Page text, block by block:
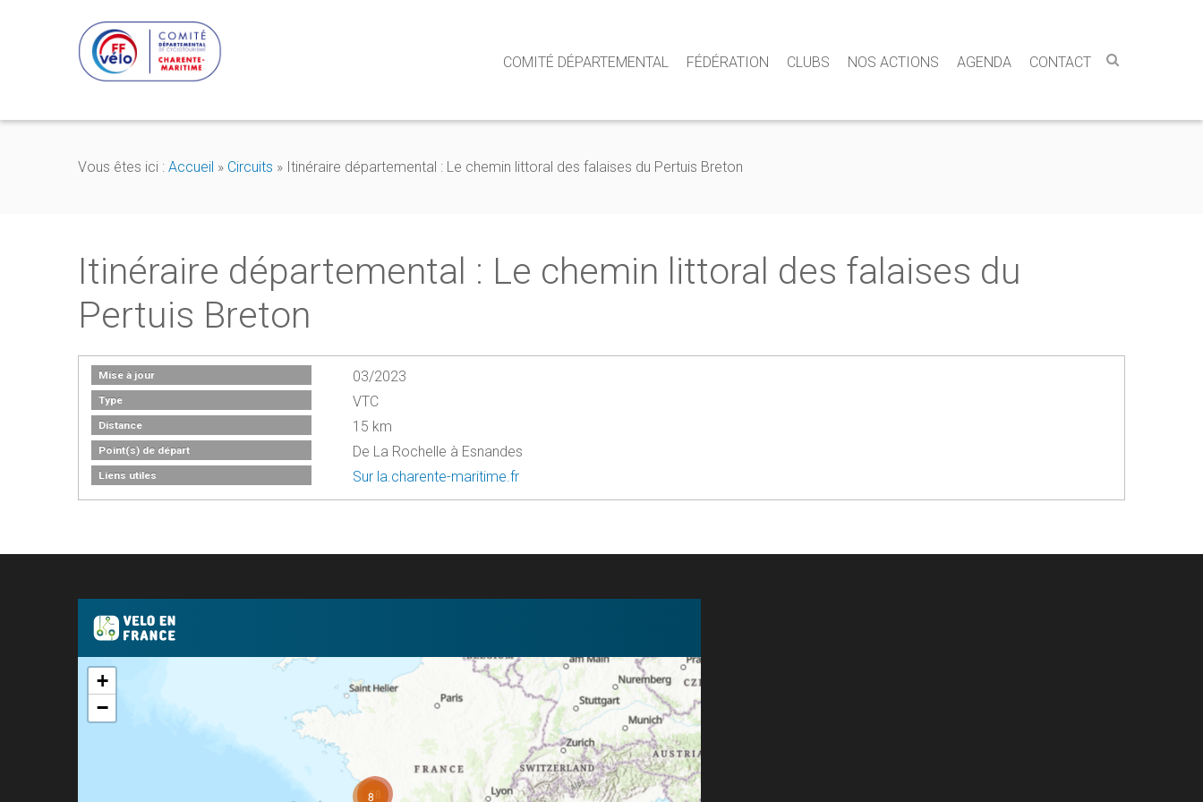
COMITÉ DÉPARTEMENTAL FÉDÉRATION CLUBS NOS ACTIONS AGENDA CONTACT
Vous êtes ici : Accueil » Circuits » Itinéraire départemental : Le chemin littoral des falaises du Pertuis Breton
Itinéraire départemental : Le chemin littoral des falaises du
Pertuis Breton
Mise à jour 03/2023
Type VTC
Distance 15 km
Point(s) de départ De La Rochelle à Esnandes
Liens utiles Sur la.charente-maritime.fr